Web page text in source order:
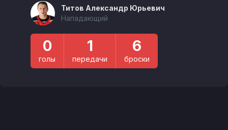
Титов Александр Юрьевич
Нападающий
0
голы
1
передачи
6
броски